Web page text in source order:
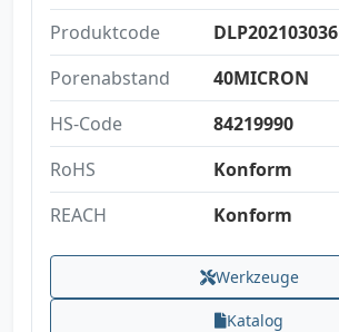
Produktcode
DLP202103036
Porenabstand
40MICRON
HS-Code
84219990
RoHS
Konform
REACH
Konform
Werkzeuge
Katalog